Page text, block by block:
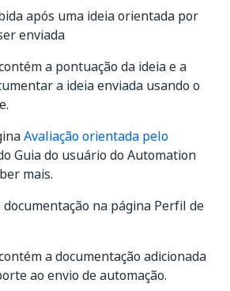
após uma ideia orientada por
enviada
a pontuação da ideia e a
a ideia enviada usando o
Avaliação orientada pelo
Guia do usuário do Automation
mais.
documentação na página Perfil de
a documentação adicionada
ao envio de automação.